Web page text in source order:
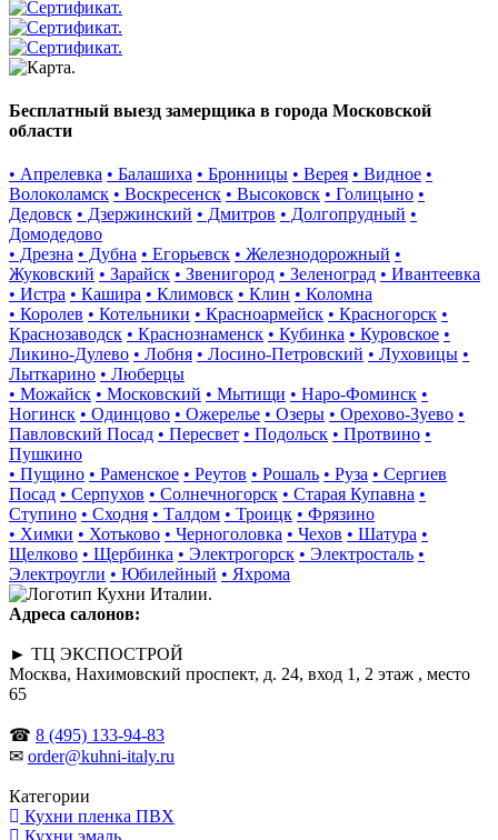
Бесплатный выезд замерщика в города Московской
области
• Апрелевка • Балашиха • Бронницы • Верея • Видное •
Волоколамск • Воскресенск • Высоковск • Голицыно •
Дедовск • Дзержинский • Дмитров • Долгопрудный •
Домодедово
• Дрезна • Дубна • Егорьевск • Железнодорожный •
Жуковский • Зарайск • Звенигород • Зеленоград • Ивантеевка
• Истра • Кашира • Климовск • Клин • Коломна
• Королев • Котельники • Красноармейск • Красногорск •
Краснозаводск • Краснознаменск • Кубинка • Куровское •
Ликино-Дулево • Лобня • Лосино-Петровский • Луховицы •
Лыткарино • Люберцы
• Можайск • Московский • Мытищи • Наро-Фоминск •
Ногинск • Одинцово • Ожерелье • Озеры • Орехово-Зуево •
Павловский Посад • Пересвет • Подольск • Протвино •
Пушкино
• Пущино • Раменское • Реутов • Рошаль • Руза • Сергиев
Посад • Серпухов • Солнечногорск • Старая Купавна •
Ступино • Сходня • Талдом • Троицк • Фрязино
• Химки • Хотьково • Черноголовка • Чехов • Шатура •
Щелково • Щербинка • Электрогорск • Электросталь •
Электроугли • Юбилейный • Яхрома
Адреса салонов:
► ТЦ ЭКСПОСТРОЙ
Москва, Нахимовский проспект, д. 24, вход 1, 2 этаж , место
65
☎ 8 (495) 133-94-83
✉ order@kuhni-italy.ru
Категории
Кухни пленка ПВХ
Кухни эмаль